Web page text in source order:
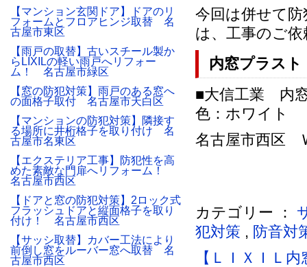
今回は併せて
は、工事のご
内窓プラス
■大信工業 内
色：ホワイト
名古屋市西区
カテゴリー ：
犯対策 , 防音対
【ＬＩＸＩＬ
【マンション玄関ドア】ドアのリ
フォームとフロアヒンジ取替 名
古屋市東区
【雨戸の取替】古いスチール製か
らLIXILの軽い雨戸へリフォー
ム！ 名古屋市緑区
【窓の防犯対策】雨戸のある窓へ
の面格子取付 名古屋市天白区
【マンションの防犯対策】隣接す
る場所に井桁格子を取り付け 名
古屋市名東区
【エクステリア工事】防犯性を高
めた素敵な門扉へリフォーム！
名古屋市西区
【ドアと窓の防犯対策】2ロック式
フラッシュドアと縦面格子を取り
付け！ 名古屋市西区
【サッシ取替】カバー工法により
前倒し窓をルーバー窓へ取替 名
古屋市西区